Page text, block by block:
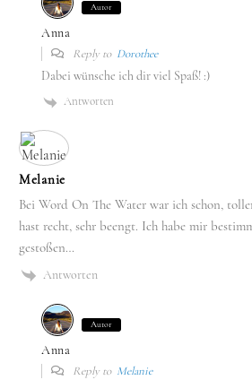
Autor
Anna
Reply to Dorothee
Dabei wünsche ich dir viel Spaß! :)
Antworten
Melanie
Bei Word On The Water war ich schon,
hast recht, sehr beengt. Ich habe mir
gestoßen…
Antworten
Autor
Anna
Reply to Melanie